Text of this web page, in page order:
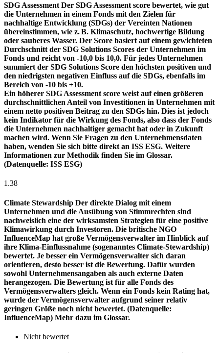
SDG Assessment Der SDG Assessment score bewertet, wie gut
die Unternehmen in einem Fonds mit den Zielen für
nachhaltige Entwicklung (SDGs) der Vereinten Nationen
übereinstimmen, wie z. B. Klimaschutz, hochwertige Bildung
oder sauberes Wasser. Der Score basiert auf einem gewichteten
Durchschnitt der SDG Solutions Scores der Unternehmen im
Fonds und reicht von -10,0 bis 10,0. Für jedes Unternehmen
summiert der SDG Solutions Score den höchsten positiven und
den niedrigsten negativen Einfluss auf die SDGs, ebenfalls im
Bereich von -10 bis +10.
Ein höherer SDG Assessment score weist auf einen größeren
durchschnittlichen Anteil von Investitionen in Unternehmen mit
einem netto positiven Beitrag zu den SDGs hin. Dies ist jedoch
kein Indikator für die Wirkung des Fonds, also dass der Fonds
die Unternehmen nachhaltiger gemacht hat oder in Zukunft
machen wird. Wenn Sie Fragen zu den Unternehmensdaten
haben, wenden Sie sich bitte direkt an ISS ESG. Weitere
Informationen zur Methodik finden Sie im Glossar.
(Datenquelle: ISS ESG)
1.38
Climate Stewardship Der direkte Dialog mit einem
Unternehmen und die Ausübung von Stimmrechten sind
nachweislich eine der wirksamsten Strategien für eine positive
Klimawirkung durch Investoren. Die britische NGO
InfluenceMap hat große Vermögensverwalter im Hinblick auf
ihre Klima-Einflussnahme (sogenanntes Climate-Stewardship)
bewertet. Je besser ein Vermögensverwalter sich daran
orientieren, desto besser ist die Bewertung. Dafür wurden
sowohl Unternehmensangaben als auch externe Daten
herangezogen. Die Bewertung ist für alle Fonds des
Vermögensverwalters gleich. Wenn ein Fonds kein Rating hat,
wurde der Vermögensverwalter aufgrund seiner relativ
geringen Größe noch nicht bewertet. (Datenquelle:
InfluenceMap) Mehr dazu im Glossar.
Nicht bewertet